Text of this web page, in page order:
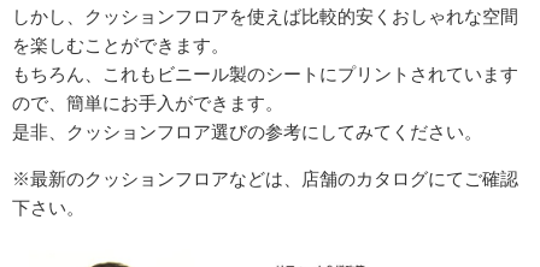
しかし、クッションフロアを使えば比較的安くおしゃれな空間
を楽しむことができます。
もちろん、これもビニール製のシートにプリントされています
ので、簡単にお手入ができます。
是非、クッションフロア選びの参考にしてみてください。
※最新のクッションフロアなどは、店舗のカタログにてご確認
下さい。